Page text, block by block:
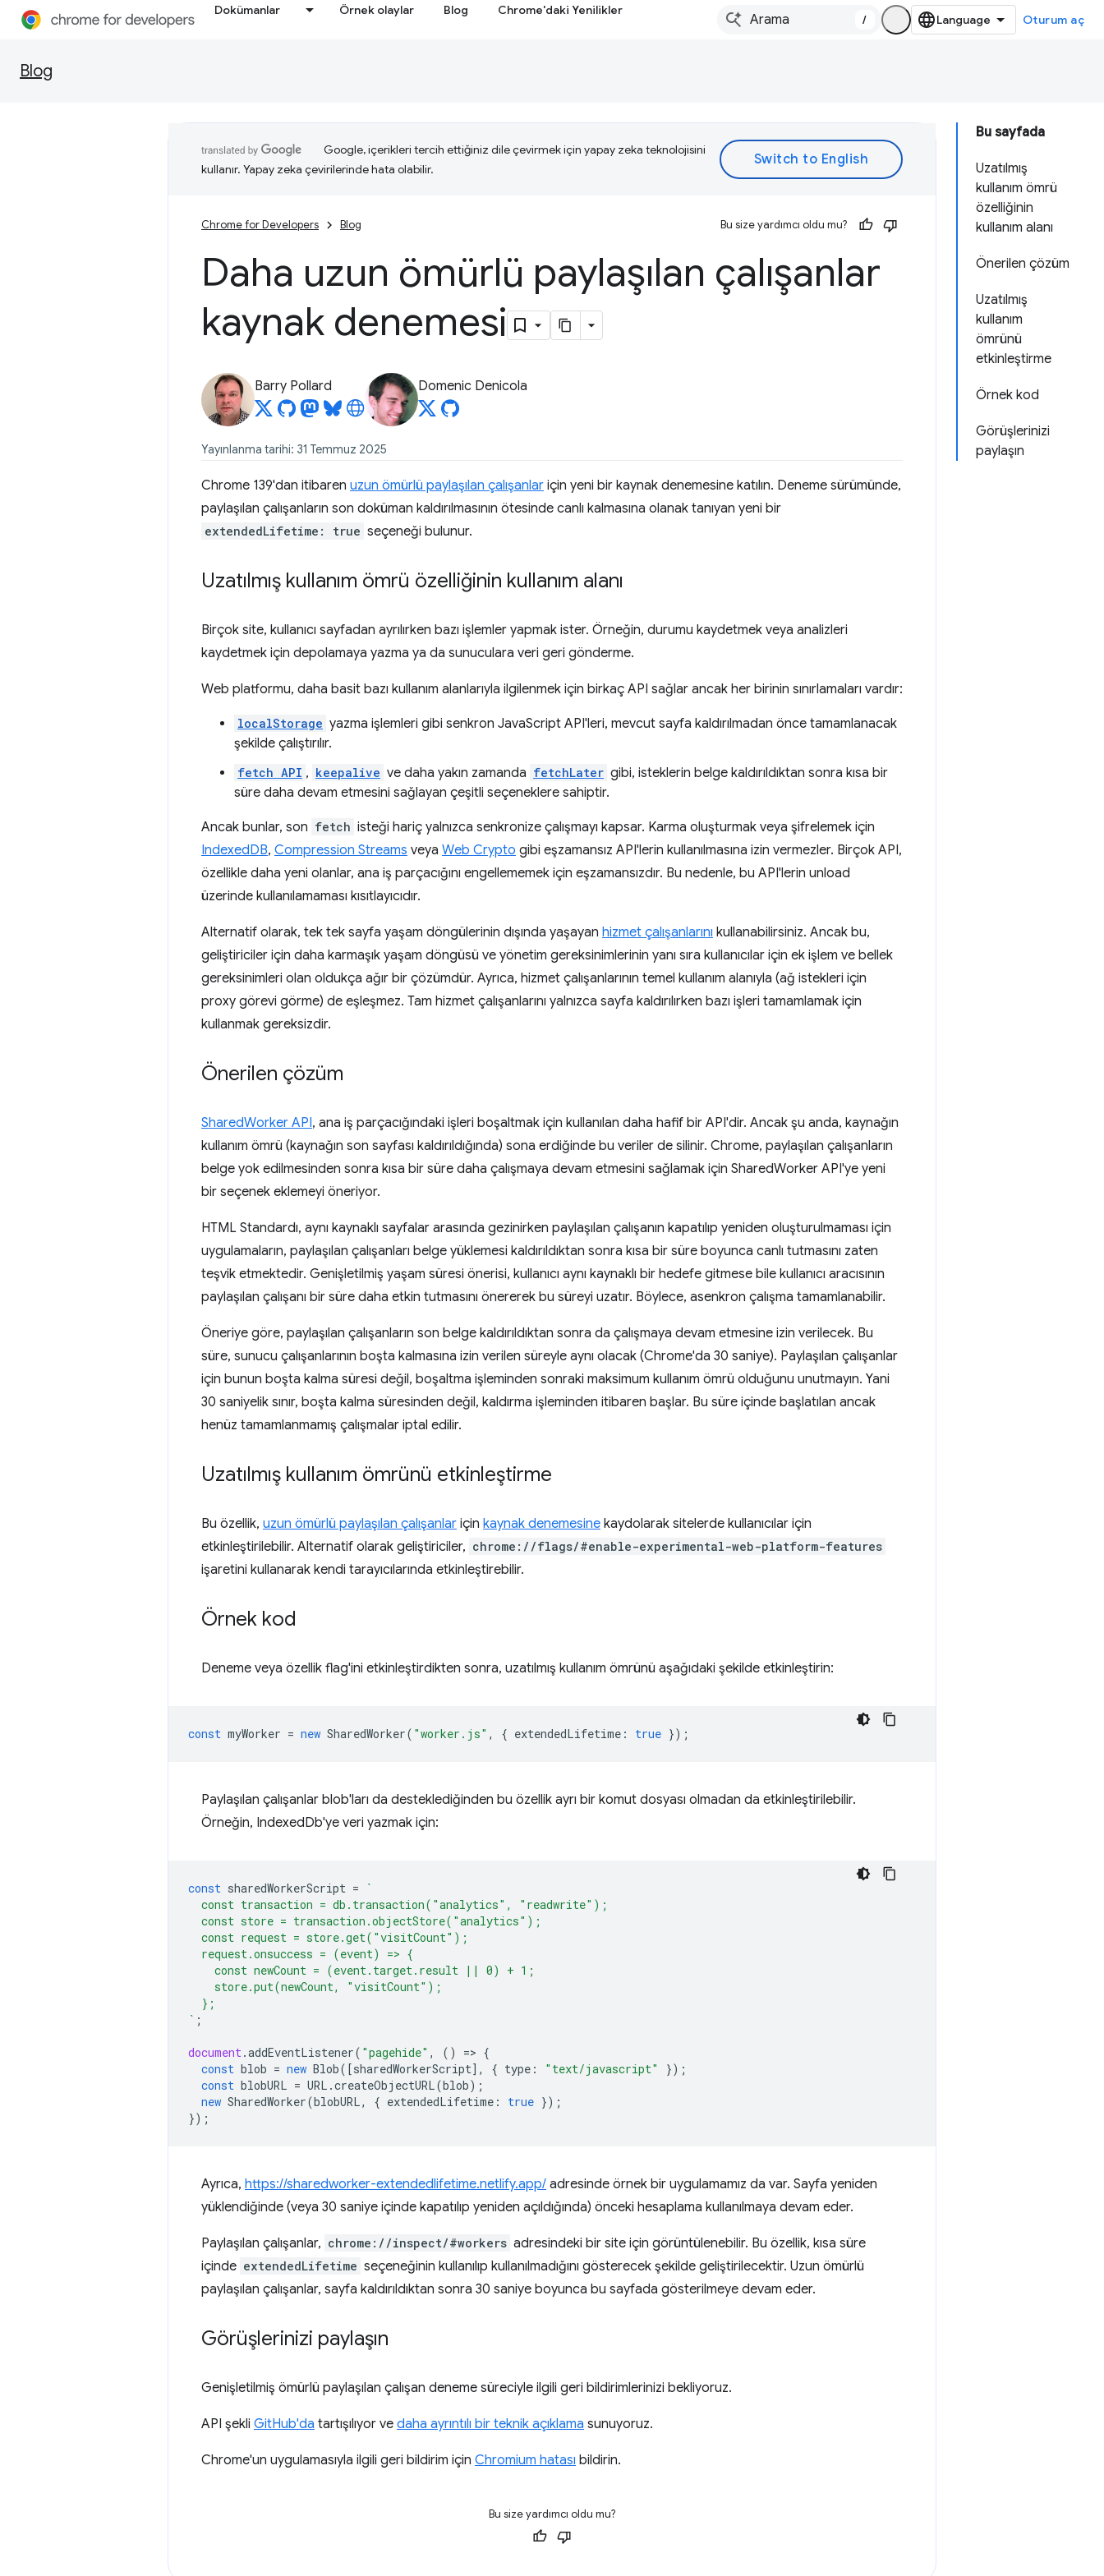
Dokümanlar Örnek olaylar Blog Chrome'daki Yenilikler
/ Oturum aç
Blog
Bu sayfada
Uzatılmış
kullanım ömrü
özelliğinin
kullanım alanı
Önerilen çözüm
Uzatılmış
kullanım
ömrünü
etkinleştirme
Örnek kod
Görüşlerinizi
paylaşın
Google, içerikleri tercih ettiğiniz dile çevirmek için yapay zeka teknolojisini
kullanır. Yapay zeka çevirilerinde hata olabilir.
Chrome for Developers Blog Bu size yardımcı oldu mu?
Daha uzun ömürlü paylaşılan çalışanlar
kaynak denemesi
Barry Pollard Domenic Denicola
Yayınlanma tarihi: 31 Temmuz 2025
Chrome 139'dan itibaren uzun ömürlü paylaşılan çalışanlar için yeni bir kaynak denemesine katılın. Deneme sürümünde,
paylaşılan çalışanların son doküman kaldırılmasının ötesinde canlı kalmasına olanak tanıyan yeni bir
extendedLifetime: true seçeneği bulunur.
Uzatılmış kullanım ömrü özelliğinin kullanım alanı
Birçok site, kullanıcı sayfadan ayrılırken bazı işlemler yapmak ister. Örneğin, durumu kaydetmek veya analizleri
kaydetmek için depolamaya yazma ya da sunuculara veri geri gönderme.
Web platformu, daha basit bazı kullanım alanlarıyla ilgilenmek için birkaç API sağlar ancak her birinin sınırlamaları vardır:
localStorage yazma işlemleri gibi senkron JavaScript API'leri, mevcut sayfa kaldırılmadan önce tamamlanacak
şekilde çalıştırılır.
fetch API , keepalive ve daha yakın zamanda fetchLater gibi, isteklerin belge kaldırıldıktan sonra kısa bir
süre daha devam etmesini sağlayan çeşitli seçeneklere sahiptir.
Ancak bunlar, son fetch isteği hariç yalnızca senkronize çalışmayı kapsar. Karma oluşturmak veya şifrelemek için
IndexedDB, Compression Streams veya Web Crypto gibi eşzamansız API'lerin kullanılmasına izin vermezler. Birçok API,
özellikle daha yeni olanlar, ana iş parçacığını engellememek için eşzamansızdır. Bu nedenle, bu API'lerin unload
üzerinde kullanılamaması kısıtlayıcıdır.
Alternatif olarak, tek tek sayfa yaşam döngülerinin dışında yaşayan hizmet çalışanlarını kullanabilirsiniz. Ancak bu,
geliştiriciler için daha karmaşık yaşam döngüsü ve yönetim gereksinimlerinin yanı sıra kullanıcılar için ek işlem ve bellek
gereksinimleri olan oldukça ağır bir çözümdür. Ayrıca, hizmet çalışanlarının temel kullanım alanıyla (ağ istekleri için
proxy görevi görme) de eşleşmez. Tam hizmet çalışanlarını yalnızca sayfa kaldırılırken bazı işleri tamamlamak için
kullanmak gereksizdir.
Önerilen çözüm
SharedWorker API, ana iş parçacığındaki işleri boşaltmak için kullanılan daha hafif bir API'dir. Ancak şu anda, kaynağın
kullanım ömrü (kaynağın son sayfası kaldırıldığında) sona erdiğinde bu veriler de silinir. Chrome, paylaşılan çalışanların
belge yok edilmesinden sonra kısa bir süre daha çalışmaya devam etmesini sağlamak için SharedWorker API'ye yeni
bir seçenek eklemeyi öneriyor.
HTML Standardı, aynı kaynaklı sayfalar arasında gezinirken paylaşılan çalışanın kapatılıp yeniden oluşturulmaması için
uygulamaların, paylaşılan çalışanları belge yüklemesi kaldırıldıktan sonra kısa bir süre boyunca canlı tutmasını zaten
teşvik etmektedir. Genişletilmiş yaşam süresi önerisi, kullanıcı aynı kaynaklı bir hedefe gitmese bile kullanıcı aracısının
paylaşılan çalışanı bir süre daha etkin tutmasını önererek bu süreyi uzatır. Böylece, asenkron çalışma tamamlanabilir.
Öneriye göre, paylaşılan çalışanların son belge kaldırıldıktan sonra da çalışmaya devam etmesine izin verilecek. Bu
süre, sunucu çalışanlarının boşta kalmasına izin verilen süreyle aynı olacak (Chrome'da 30 saniye). Paylaşılan çalışanlar
için bunun boşta kalma süresi değil, boşaltma işleminden sonraki maksimum kullanım ömrü olduğunu unutmayın. Yani
30 saniyelik sınır, boşta kalma süresinden değil, kaldırma işleminden itibaren başlar. Bu süre içinde başlatılan ancak
henüz tamamlanmamış çalışmalar iptal edilir.
Uzatılmış kullanım ömrünü etkinleştirme
Bu özellik, uzun ömürlü paylaşılan çalışanlar için kaynak denemesine kaydolarak sitelerde kullanıcılar için
etkinleştirilebilir. Alternatif olarak geliştiriciler, chrome://flags/#enable-experimental-web-platform-features
işaretini kullanarak kendi tarayıcılarında etkinleştirebilir.
Örnek kod
Deneme veya özellik flag'ini etkinleştirdikten sonra, uzatılmış kullanım ömrünü aşağıdaki şekilde etkinleştirin:
const myWorker = new SharedWorker( "worker.js" , { extendedLifetime : true });
Paylaşılan çalışanlar blob'ları da desteklediğinden bu özellik ayrı bir komut dosyası olmadan da etkinleştirilebilir.
Örneğin, IndexedDb'ye veri yazmak için:
const sharedWorkerScript =
`
  const transaction = db.transaction("analytics", "readwrite");
  const store = transaction.objectStore("analytics");
  const request = store.get("visitCount");
  request.onsuccess = (event) => {
    const newCount = (event.target.result || 0) + 1;
    store.put(newCount, "visitCount");
  };
` ;
document.addEventListener( "pagehide" , () => {
const blob = new Blob([sharedWorkerScript], { type : "text/javascript"
});
const blobURL = URL .createObjectURL(blob);
new SharedWorker(blobURL, { extendedLifetime : true });
});
Ayrıca, https://sharedworker-extendedlifetime.netlify.app/ adresinde örnek bir uygulamamız da var. Sayfa yeniden
yüklendiğinde (veya 30 saniye içinde kapatılıp yeniden açıldığında) önceki hesaplama kullanılmaya devam eder.
Paylaşılan çalışanlar, chrome://inspect/#workers adresindeki bir site için görüntülenebilir. Bu özellik, kısa süre
içinde extendedLifetime seçeneğinin kullanılıp kullanılmadığını gösterecek şekilde geliştirilecektir. Uzun ömürlü
paylaşılan çalışanlar, sayfa kaldırıldıktan sonra 30 saniye boyunca bu sayfada gösterilmeye devam eder.
Görüşlerinizi paylaşın
Genişletilmiş ömürlü paylaşılan çalışan deneme süreciyle ilgili geri bildirimlerinizi bekliyoruz.
API şekli GitHub'da tartışılıyor ve daha ayrıntılı bir teknik açıklama sunuyoruz.
Chrome'un uygulamasıyla ilgili geri bildirim için Chromium hatası bildirin.
Bu size yardımcı oldu mu?